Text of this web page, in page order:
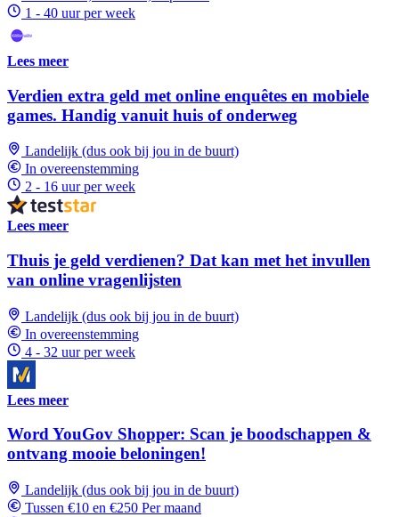
1 - 40 uur per week
Lees meer
Verdien extra geld met online enquêtes en mobiele
games. Handig vanuit huis of onderweg
Landelijk (dus ook bij jou in de buurt)
In overeenstemming
2 - 16 uur per week
Lees meer
Thuis je geld verdienen? Dat kan met het invullen
van online vragenlijsten
Landelijk (dus ook bij jou in de buurt)
In overeenstemming
4 - 32 uur per week
Lees meer
Word YouGov Shopper: Scan je boodschappen &
ontvang mooie beloningen!
Landelijk (dus ook bij jou in de buurt)
Tussen €10 en €250 Per maand